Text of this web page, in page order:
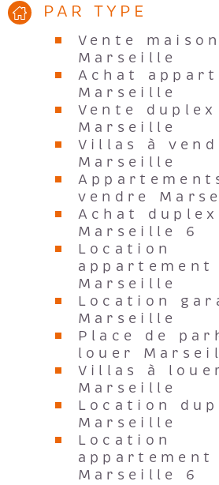
PAR TYPE
Vente maison
Marseille
Achat
Marseille
Vente duplex
Marseille
Villas à
Marseille
vendre
Achat duplex
Marseille 6
Location
appartement
Marseille
Location
Marseille
Place de
louer
Villas à
Marseille
Location
Marseille
Location
appartement
Marseille 6